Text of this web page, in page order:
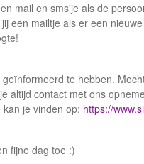
mail en sms'je als de
een mailtje als er een
te hebben.
altijd contact met ons
je vinden op: https://
fijne dag toe :)